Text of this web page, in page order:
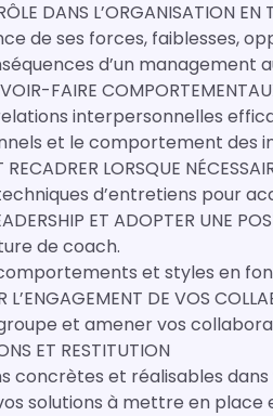
DANS L’ORGANISATION EN
de ses forces, faiblesses,
d’un management
FAIRE
interpersonnelles
et le comportement des
LORSQUE
d’entretiens pour
ET ADOPTER UNE
de coach.
et styles en
L’ENGAGEMENT DE VOS
et amener vos
ET RESTITUTION
concrètes et réalisables
solutions à mettre en place